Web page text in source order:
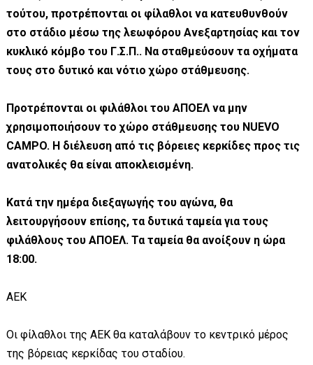
τούτου, προτρέπονται οι φίλαθλοι να κατευθυνθούν
στο στάδιο μέσω της λεωφόρου Ανεξαρτησίας και τον
κυκλικό κόμβο του Γ.Σ.Π.. Να σταθμεύσουν τα οχήματα
τους στο δυτικό και νότιο χώρο στάθμευσης.
Προτρέπονται οι φιλάθλοι του ΑΠΟΕΛ να μην
χρησιμοποιήσουν το χώρο στάθμευσης του NUEVO
CAMPO. Η διέλευση από τις βόρειες κερκίδες προς τις
ανατολικές θα είναι αποκλεισμένη.
Κατά την ημέρα διεξαγωγής του αγώνα, θα
λειτουργήσουν επίσης, τα δυτικά ταμεία για τους
φιλάθλους του ΑΠΟΕΛ. Τα ταμεία θα ανοίξουν η ώρα
18:00.
ΑΕΚ
Οι φίλαθλοι της ΑΕΚ θα καταλάβουν το κεντρικό μέρος
της βόρειας κερκίδας του σταδίου.